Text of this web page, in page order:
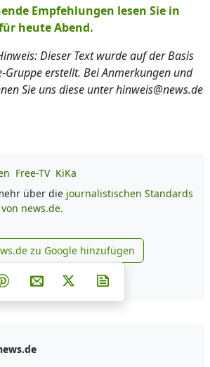
Empfehlungen lesen Sie in
heute Abend.
Dieser Text wurde auf der Basis
Gruppe erstellt. Bei Anmerkungen und
Sie uns diese unter hinweis@news.de
Free-TV KiKa
über die journalistischen Standards
news.de.
news.de zu Google
zu Google hinzufügen
Teilen auf Facebook
Teilen auf Whatsapp
Teilen auf Telegram
Teilen auf Pinterest
Per E-Mail teilen
Post auf X